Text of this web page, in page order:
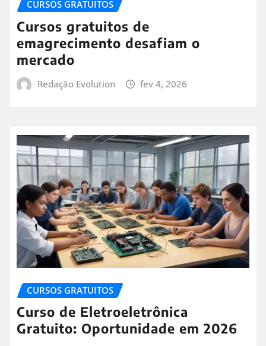
CURSOS GRATUITOS
Cursos gratuitos de
emagrecimento desafiam o
mercado
Redação Evolution fev 4, 2026
CURSOS GRATUITOS
Curso de Eletroeletrônica
Gratuito: Oportunidade em 2026